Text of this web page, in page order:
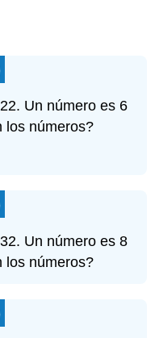
Un número es 6
los números?
Un número es 8
los números?